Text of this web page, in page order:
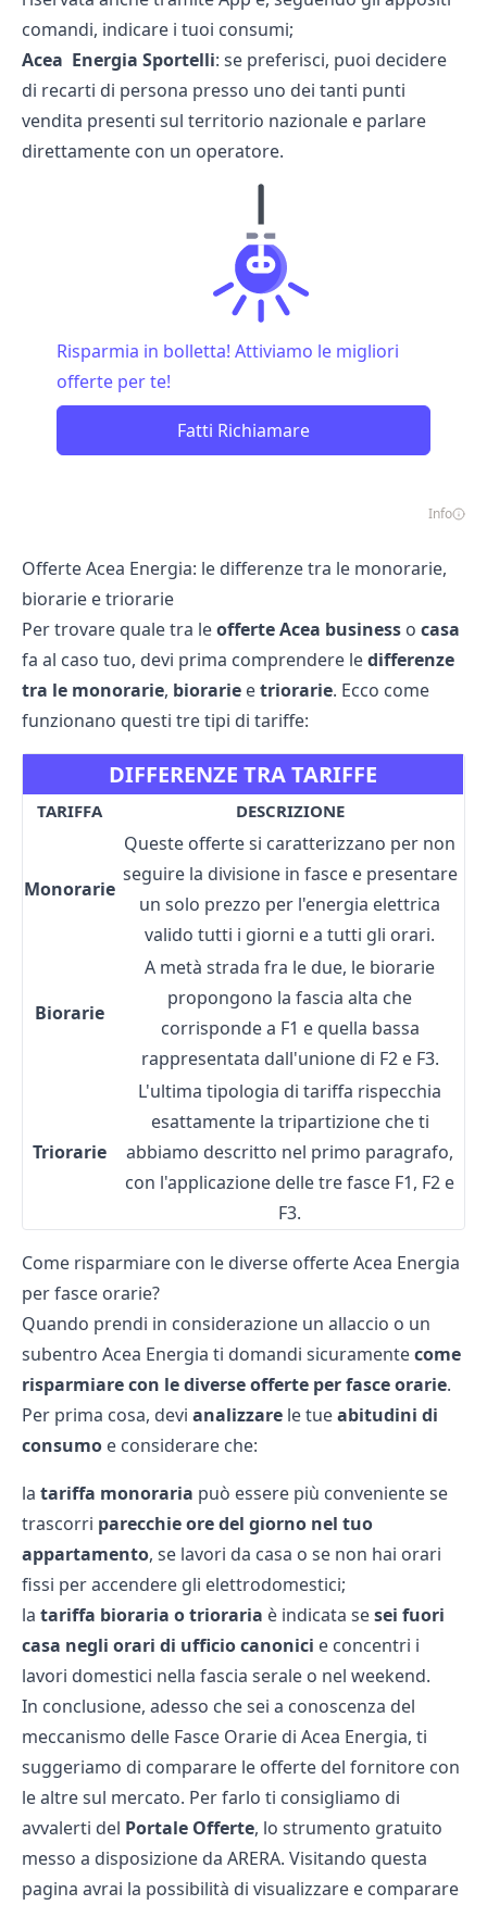
comandi, indicare i tuoi consumi;
Acea Energia Sportelli: se preferisci, puoi decidere
di recarti di persona presso uno dei tanti punti
vendita presenti sul territorio nazionale e parlare
direttamente con un operatore.
Risparmia in bolletta! Attiviamo le migliori
offerte per te!
Fatti Richiamare
Info
Offerte Acea Energia: le differenze tra le monorarie,
biorarie e triorarie
Per trovare quale tra leofferte Acea business o casa
fa al caso tuo, devi prima comprendere ledifferenze
tra le monorarie, biorarie etriorarie. Ecco come
funzionano questi tre tipi di tariffe:
DIFFERENZE TRA TARIFFE
TARIFFA DESCRIZIONE
Monorarie
Queste offerte si caratterizzano per non
seguire la divisione in fasce e presentare
un solo prezzo per l'energia elettrica
valido tutti i giorni e a tutti gli orari.
Biorarie
A metà strada fra le due, le biorarie
propongono la fascia alta che
corrisponde a F1 e quella bassa
rappresentata dall'unione di F2 e F3.
Triorarie
L'ultima tipologia di tariffa rispecchia
esattamente la tripartizione che ti
abbiamo descritto nel primo paragrafo,
con l'applicazione delle tre fasce F1, F2 e
F3.
Come risparmiare con le diverse offerte Acea Energia
per fasce orarie?
Quando prendi in considerazione un allaccio o un
subentro Acea Energia ti domandi sicuramentecome
risparmiarecon lediverseofferte perfasceorarie.
Per prima cosa, devi analizzare le tueabitudini di
consumo e considerare che:
la tariffa monoraria può essere più conveniente se
trascorri parecchie ore del giorno nel tuo
appartamento, se lavori da casa o se non hai orari
fissi per accendere gli elettrodomestici;
la tariffa bioraria o trioraria è indicata sesei fuori
casa negli orari di ufficio canonici e concentri i
lavori domestici nella fascia serale o nel weekend.
In conclusione, adesso che sei a conoscenza del
meccanismo delle Fasce Orarie di Acea Energia, ti
suggeriamo di comparare le offerte del fornitore con
le altre sul mercato. Per farlo ti consigliamo di
avvalerti del Portale Offerte, lo strumento gratuito
messo a disposizione da ARERA. Visitando questa
pagina avrai la possibilità di visualizzare e comparare